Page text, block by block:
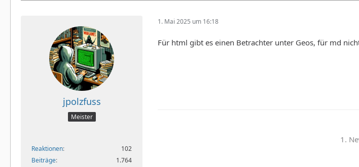
jpolzfuss
Meister
Reaktionen
102
Beiträge
1.764
1. Mai 2025 um 16:18
Für html gibt es einen Betrachter unter Geos, für md
1.